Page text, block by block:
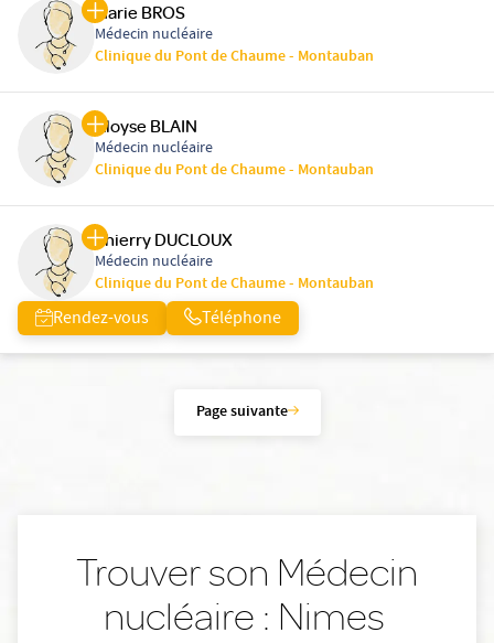
Marie BROS
Médecin nucléaire
Clinique du Pont de Chaume - Montauban
Aloyse BLAIN
Médecin nucléaire
Clinique du Pont de Chaume - Montauban
Thierry DUCLOUX
Médecin nucléaire
Clinique du Pont de Chaume - Montauban
Rendez-vous Téléphone
Page suivante
Trouver son Médecin
nucléaire : Nimes